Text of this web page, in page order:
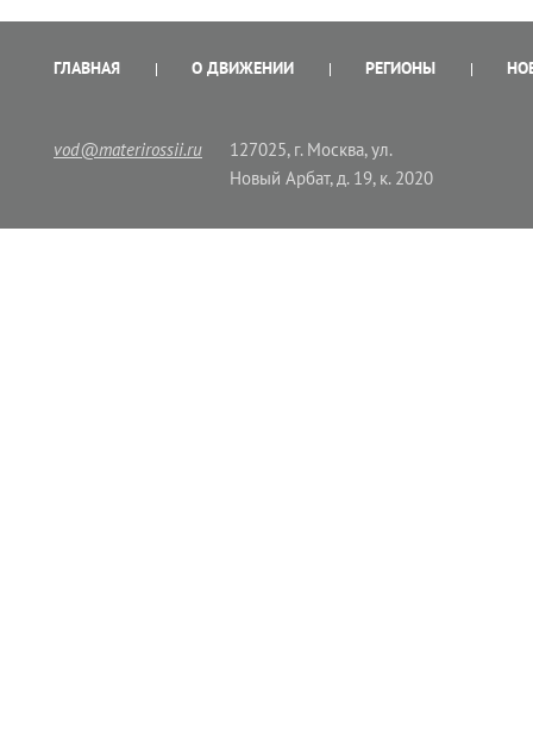
ГЛАВНАЯ О ДВИЖЕНИИ РЕГИОНЫ
vod@materirossii.ru
127025, г. Москва, ул.
Новый Арбат, д. 19, к. 2020